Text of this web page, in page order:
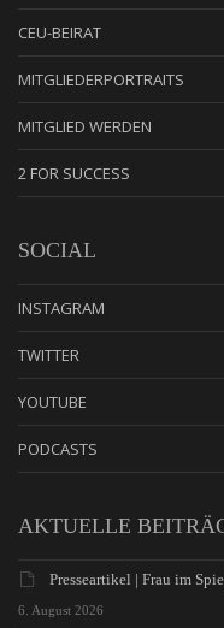
CEU-BEIRAT
MITGLIEDERPORTRAITS
MITGLIED WERDEN
2 FOR SUCCESS
SOCIAL
INSTAGRAM
TWITTER
YOUTUBE
PODCASTS
AKTUELLE
Presseartikel | Frau im
6. August 2026